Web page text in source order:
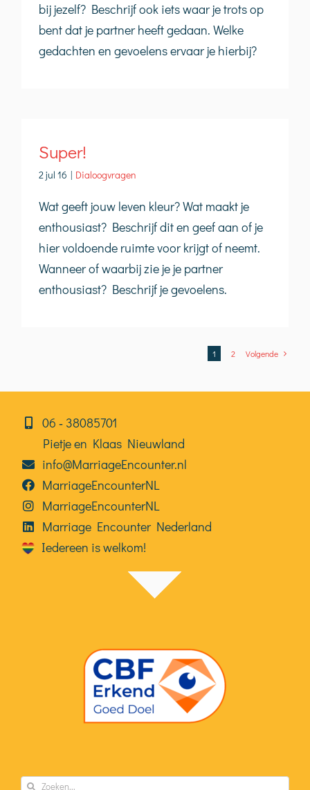
bij jezelf? Beschrijf ook iets waar je trots op
bent dat je partner heeft gedaan. Welke
gedachten en gevoelens ervaar je hierbij?
Super!
2 jul 16 | Dialoogvragen
Wat geeft jouw leven kleur? Wat maakt je
enthousiast? Beschrijf dit en geef aan of je
hier voldoende ruimte voor krijgt of neemt.
Wanneer of waarbij zie je je partner
enthousiast? Beschrijf je gevoelens.
1 2 Volgende
06⁠⁠ ‑ 38085701
Pietje en Klaas Nieuwland
info@MarriageEncounter.nl
MarriageEncounterNL
MarriageEncounterNL
Marriage Encounter Nederland
Iedereen is welkom!
Zoeken